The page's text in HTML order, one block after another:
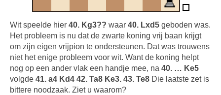
Wit speelde hier 40. Kg3?? waar 40. Lxd5 geboden was.
Het probleem is nu dat de zwarte koning vrij baan krijgt
om zijn eigen vrijpion te ondersteunen. Dat was trouwens
niet het enige probleem voor wit. Want de koning helpt
nog op een ander vlak een handje mee, na 40. … Ke5
volgde 41. a4 Kd4 42. Ta8 Ke3. 43. Te8 Die laatste zet is
bittere noodzaak. Ziet u waarom?